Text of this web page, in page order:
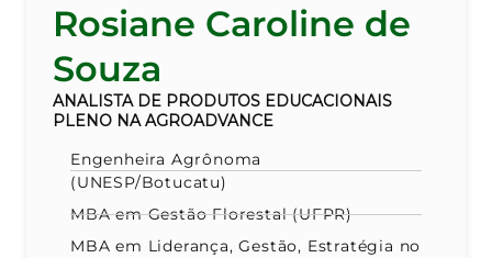
Rosiane Caroline de
Souza
ANALISTA DE PRODUTOS EDUCACIONAIS
PLENO NA AGROADVANCE
Engenheira Agrônoma
(UNESP/Botucatu)
MBA em Gestão Florestal (UFPR)
MBA em Liderança, Gestão, Estratégia no